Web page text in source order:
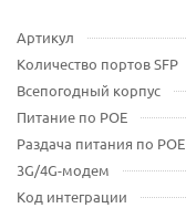
Артикул
Количество портов SFP
Всепогодный корпус
Питание по POE
Раздача питания по POE
3G/4G-модем
Код интеграции